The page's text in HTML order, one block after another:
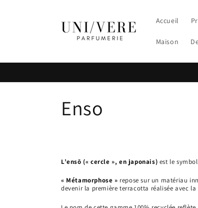
Accueil
Maison
C
l
l
Enso
L’ensō (« cercle », en japonais) est le
« Métamorphose » repose sur un matériau
devenir la première terracotta réalisée avec la